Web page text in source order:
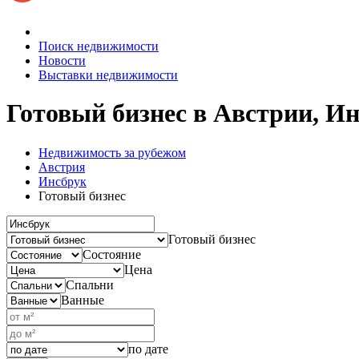
Поиск недвижимости
Новости
Выставки недвижимости
Готовый бизнес в Австрии,
Недвижимость за рубежом
Австрия
Инсбрук
Готовый бизнес
Готовый бизнес
Состояние
Цена
Спальни
Ванные
по дате